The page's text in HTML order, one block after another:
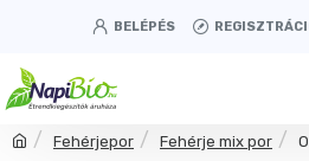
BELÉPÉS
Fehérjepor Fehérje mix por